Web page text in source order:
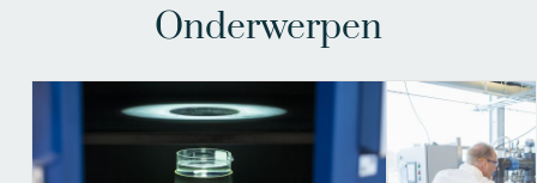
Onderwerpen